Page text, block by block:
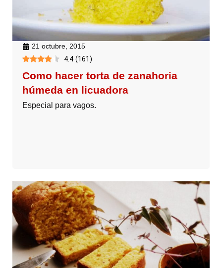
21 octubre, 2015
4.4 (161)
Como hacer torta de zanahoria
húmeda en licuadora
Especial para vagos.